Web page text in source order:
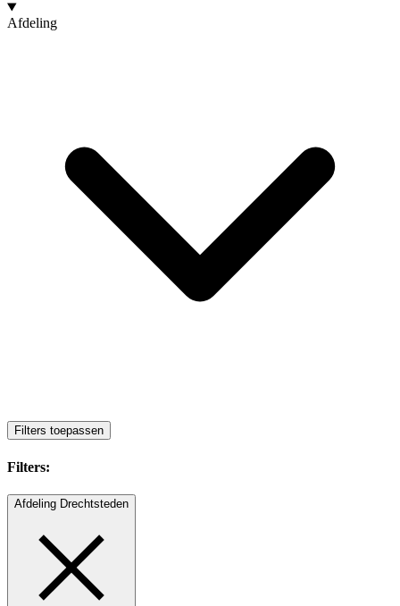
Afdeling
Filters toepassen
Filters:
Afdeling Drechtsteden